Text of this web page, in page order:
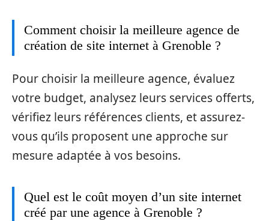
Comment choisir la meilleure agence de
création de site internet à Grenoble ?
Pour choisir la meilleure agence, évaluez
votre budget, analysez leurs services offerts,
vérifiez leurs références clients, et assurez-
vous qu’ils proposent une approche sur
mesure adaptée à vos besoins.
Quel est le coût moyen d’un site internet
créé par une agence à Grenoble ?